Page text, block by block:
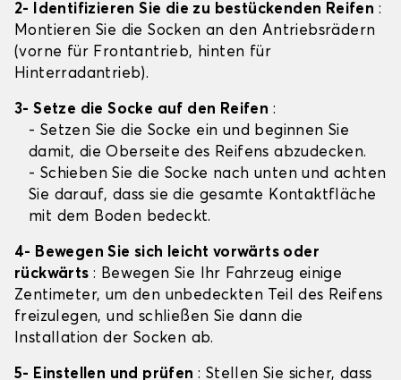
2- Identifizieren Sie die zu bestückenden Reifen :
Montieren Sie die Socken an den Antriebsrädern
(vorne für Frontantrieb, hinten für
Hinterradantrieb).
3- Setze die Socke auf den Reifen :
- Setzen Sie die Socke ein und beginnen Sie
damit, die Oberseite des Reifens abzudecken.
- Schieben Sie die Socke nach unten und achten
Sie darauf, dass sie die gesamte Kontaktfläche
mit dem Boden bedeckt.
4- Bewegen Sie sich leicht vorwärts oder
rückwärts: Bewegen Sie Ihr Fahrzeug einige
Zentimeter, um den unbedeckten Teil des Reifens
freizulegen, und schließen Sie dann die
Installation der Socken ab.
5- Einstellen und prüfen : Stellen Sie sicher, dass